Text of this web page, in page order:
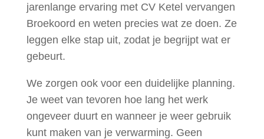
jarenlange ervaring met CV Ketel vervangen
Broekoord en weten precies wat ze doen. Ze
leggen elke stap uit, zodat je begrijpt wat er
gebeurt.
We zorgen ook voor een duidelijke planning.
Je weet van tevoren hoe lang het werk
ongeveer duurt en wanneer je weer gebruik
kunt maken van je verwarming. Geen